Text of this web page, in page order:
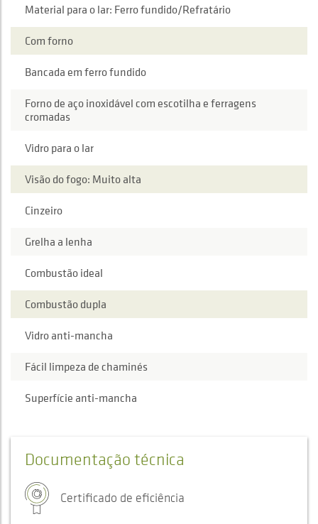
Material para o lar: Ferro fundido/Refratário
Com forno
Bancada em ferro fundido
Forno de aço inoxidável com escotilha e ferragens
cromadas
Vidro para o lar
Visão do fogo: Muito alta
Cinzeiro
Grelha a lenha
Combustão ideal
Combustão dupla
Vidro anti-mancha
Fácil limpeza de chaminés
Superfície anti-mancha
Documentação técnica
Certificado de eficiência